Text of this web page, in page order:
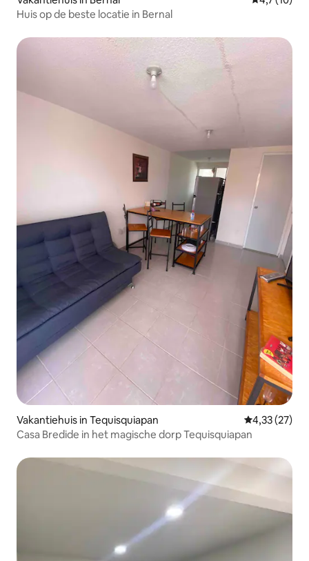
Huis op de beste locatie in Bernal
Vakantiehuis in Tequisquiapan Gemiddelde
4,33 (27)
Casa Bredide in het magische dorp Tequisquiapan